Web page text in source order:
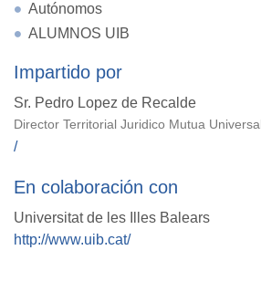
Autónomos
ALUMNOS UIB
Impartido por
Sr. Pedro Lopez de Recalde
Director Territorial Juridico Mutua Universal
/
En colaboración con
Universitat de les Illes Balears
http://www.uib.cat/